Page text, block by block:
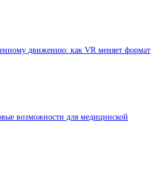
движению: как VR меняет формат
возможности для медицинской